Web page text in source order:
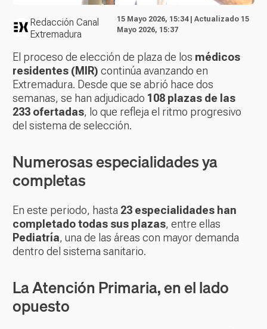
Redacción Canal
Extremadura
15 Mayo 2026, 15:34 | Actualizado 15
Mayo 2026, 15:37
El proceso de elección de plaza de los médicos
residentes (MIR) continúa avanzando en
Extremadura. Desde que se abrió hace dos
semanas, se han adjudicado 108 plazas de las
233 ofertadas, lo que refleja el ritmo progresivo
del sistema de selección.
Numerosas especialidades ya
completas
En este periodo, hasta 23 especialidades han
completado todas sus plazas, entre ellas
Pediatría, una de las áreas con mayor demanda
dentro del sistema sanitario.
La Atención Primaria, en el lado
opuesto